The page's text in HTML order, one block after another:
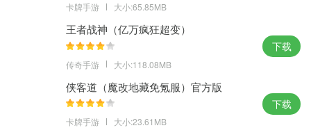
卡牌手游 大小:65.85MB
王者战神（亿万疯狂超变）
传奇手游 大小:118.08MB
下载
侠客道（魔改地藏免氪服）官方版
卡牌手游 大小:23.61MB
下载